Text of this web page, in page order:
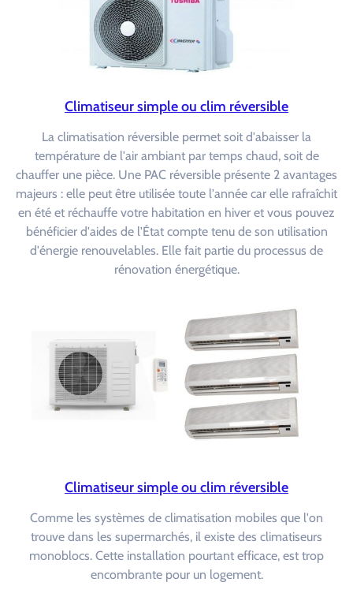
Climatiseur simple ou clim réversible
La climatisation réversible permet soit d'abaisser la
température de l'air ambiant par temps chaud, soit de
chauffer une pièce. Une PAC réversible présente 2 avantages
majeurs : elle peut être utilisée toute l'année car elle rafraîchit
en été et réchauffe votre habitation en hiver et vous pouvez
bénéficier d'aides de l'État compte tenu de son utilisation
d'énergie renouvelables. Elle fait partie du processus de
rénovation énergétique.
Climatiseur simple ou clim réversible
Comme les systèmes de climatisation mobiles que l'on
trouve dans les supermarchés, il existe des climatiseurs
monoblocs. Cette installation pourtant efficace, est trop
encombrante pour un logement.